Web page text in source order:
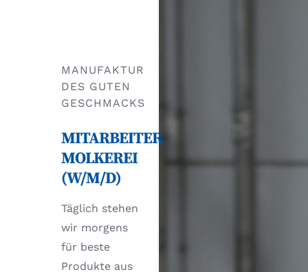
MANUFAKTUR
DES GUTEN
GESCHMACKS
MITARBEITER
MOLKEREI
(W/M/D)
Täglich stehen
wir morgens
für beste
Produkte aus